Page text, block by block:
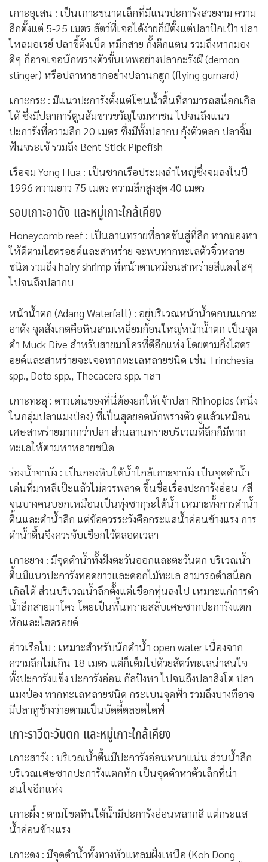
เกาะอุเสน : เป็นเกาะขนาดเล็กที่มีแนวปะการังสวยงาม ความ
ลึกตั้งแต่ 5-25 เมตร สัตว์ที่เจอได้ง่ายก็มีตั้งแต่ปลาปักเป้า ปลา
ไหลมอเรย์ ปลาขี้ตังเบ็ด หมึกสาย กั้งต๊กแตน รวมถึงหากมอง
ดีๆ ก็อาจเจอนักพรางตัวขั้นเทพอย่างปลากะรังผี (demon
stinger) หรือปลาหายากอย่างปลานกฮูก (flying gurnard)
เกาะกระ : มีแนวปะการังตั้งแต่โซนน้ำตื้นที่สามารถสน็อกเกิล
ได้ ซึ่งมีปลาการ์ตูนส้มขาวขวัญใจมหาชน ไปจนถึงแนว
ปะการังที่ความลึก 20 เมตร ซึ่งมีทั้งปลากบ กุ้งตัวตลก ปลาจิ้ม
ฟันจระเข้ รวมถึง Bent-Stick Pipefish
เรือจม Yong Hua : เป็นซากเรือประมงลำใหญ่ซึ่งจมลงในปี
1996 ความยาว 75 เมตร ความลึกสูงสุด 40 เมตร
รอบเกาะอาดัง และหมู่เกาะใกล้เคียง
Honeycomb reef : เป็นลานทรายที่ลาดชันสู่ที่ลึก หากมองหา
ให้ดีตามไฮดรอยด์และสาหร่าย จะพบทากทะเลตัวจิ๋วหลาย
ชนิด รวมถึง hairy shrimp ที่หน้าตาเหมือนสาหร่ายสีแดงใสๆ
ไปจนถึงปลากบ
หน้าน้ำตก (Adang Waterfall) : อยู่บริเวณหน้าน้ำตกบนเกาะ
อาดัง จุดสังเกตคือหินสามเหลี่ยมก้อนใหญ่หน้าน้ำตก เป็นจุด
ดำ Muck Dive สำหรับสายมาโครที่ดีอีกแห่ง โดยตามกิ่งไฮดร
อยด์และสาหร่ายจะเจอทากทะเลหลายชนิด เช่น Trinchesia
spp., Doto spp., Thecacera spp. ฯลฯ
เกาะทะลุ : ดาวเด่นของที่นี่ต้องยกให้เจ้าปลา Rhinopias (หนึ่ง
ในกลุ่มปลาแมงป่อง) ที่เป็นสุดยอดนักพรางตัว ดูแล้วเหมือน
เศษสาหร่ายมากกว่าปลา ส่วนลานทรายบริเวณที่ลึกก็มีทาก
ทะเลให้ตามหาหลายชนิด
ร่องน้ำจาบัง : เป็นกองหินใต้น้ำใกล้เกาะจาบัง เป็นจุดดำน้ำ
เด่นที่มาหลีเป๊ะแล้วไม่ควรพลาด ขึ้นชื่อเรื่องปะการังอ่อน 7สี
จนบางคนบอกเหมือนเป็นทุ่งซากุระใต้น้ำ เหมาะทั้งการดำน้ำ
ตื้นและดำน้ำลึก แต่ข้อควรระวังคือกระแสน้ำค่อนข้างแรง การ
ดำน้ำตื้นจึงควรจับเชือกไว้ตลอดเวลา
เกาะยาง : มีจุดดำน้ำทั้งฝั่งตะวันออกและตะวันตก บริเวณน้ำ
ตื้นมีแนวปะการังทอดยาวและดอกไม้ทะเล สามารถดำสน็อก
เกิลได้ ส่วนบริเวณน้ำลึกตั้งแต่เชือกทุ่นลงไป เหมาะแก่การดำ
น้ำลึกสายมาโคร โดยเป็นพื้นทรายสลับเศษซากปะการังแตก
หักและไฮดรอยด์
อ่าวเรือใบ : เหมาะสำหรับนักดำน้ำ open water เนื่องจาก
ความลึกไม่เกิน 18 เมตร แต่ก็เต็มไปด้วยสัตว์ทะเลน่าสนใจ
ทั้งปะการังแข็ง ปะการังอ่อน กัลปังหา ไปจนถึงปลาสิงโต ปลา
แมงป่อง ทากทะเลหลายชนิด กระเบนจุดฟ้า รวมถึงบางทีอาจ
มีปลาหูช้างว่ายตามเป็นบัดดี้ตลอดไดฟ์
เกาะราวีตะวันตก และหมู่เกาะใกล้เคียง
เกาะสาวัง : บริเวณน้ำตื้นมีปะการังอ่อนหนาแน่น ส่วนน้ำลึก
บริเวณเศษซากปะการังแตกหัก เป็นจุดดำหาตัวเล็กที่น่า
สนใจอีกแห่ง
เกาะผึ้ง : ตามโขดหินใต้น้ำมีปะการังอ่อนหลากสี แต่กระแส
น้ำค่อนข้างแรง
เกาะดง : มีจุดดำน้ำทั้งทางหัวแหลมฝั่งเหนือ (Koh Dong